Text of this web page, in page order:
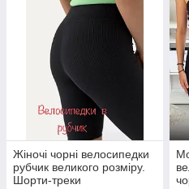
Жіночі чорні велосипедки
рубчик великого розміру.
Шорти-треки